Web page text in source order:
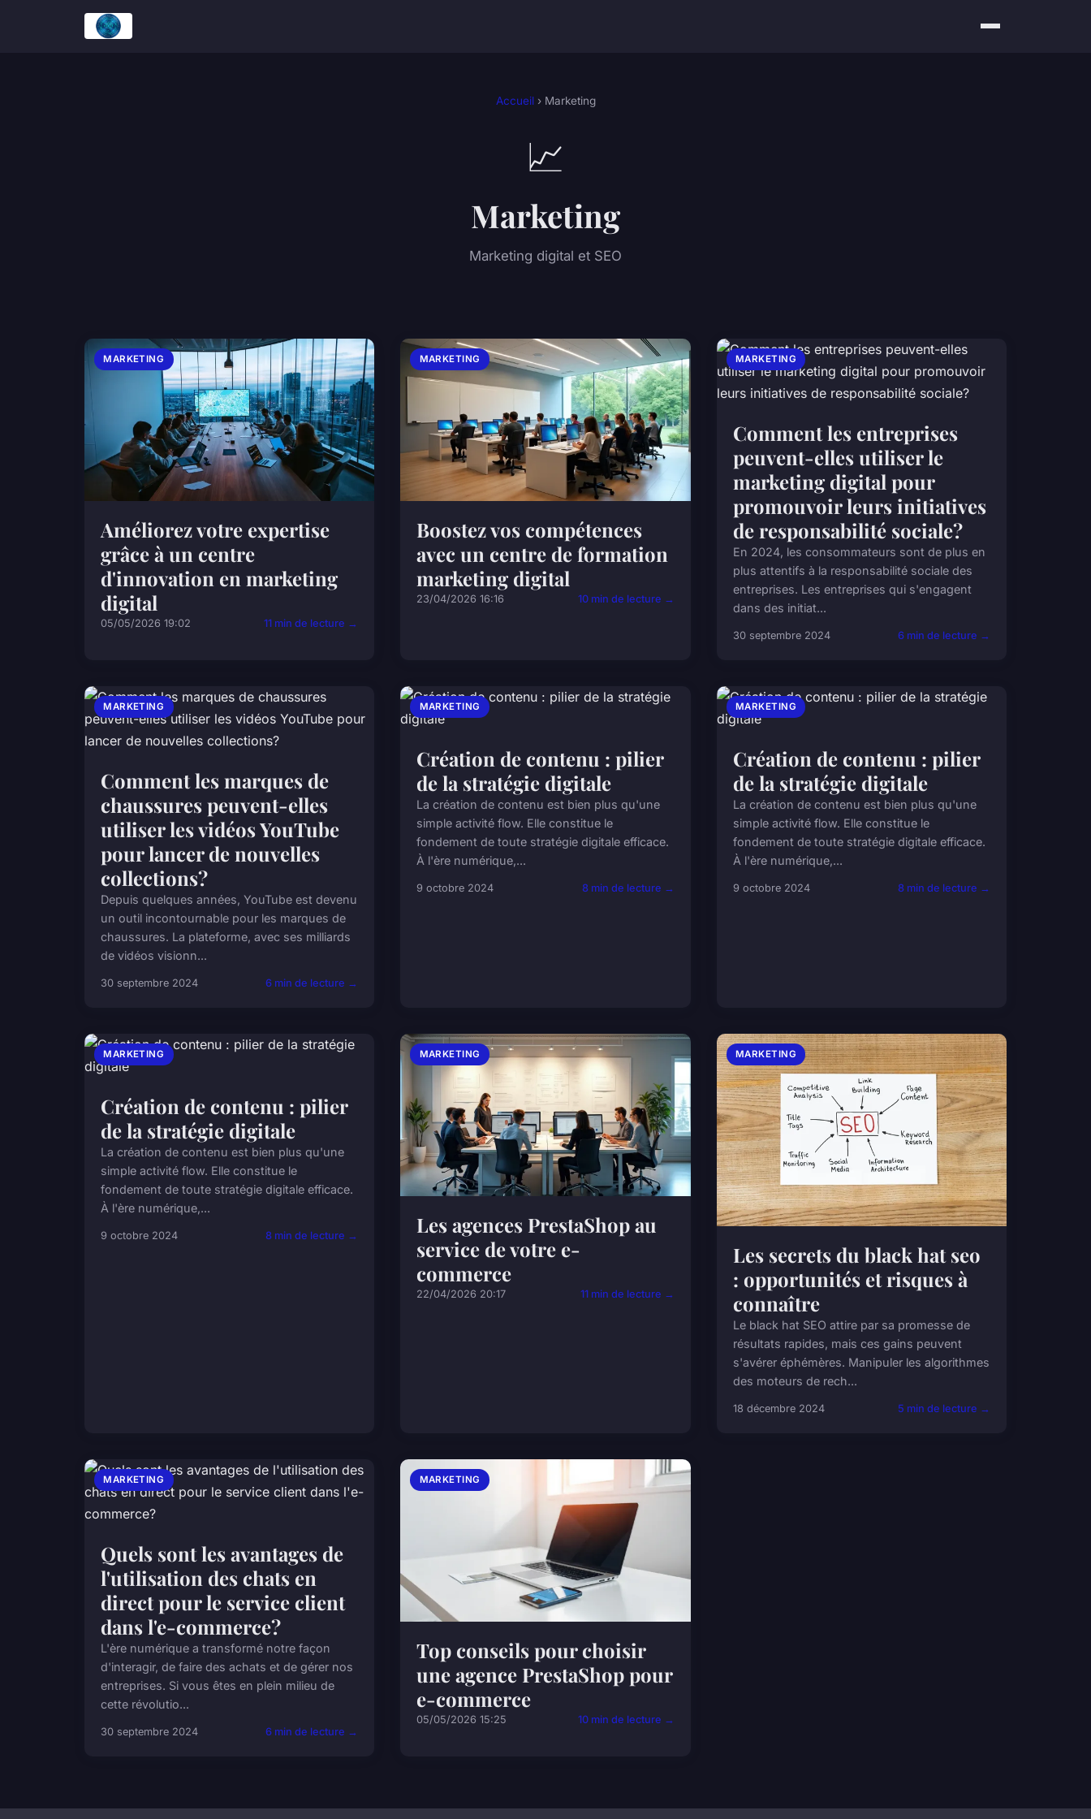
Accueil› Marketing
📈
Marketing
Marketing digital et SEO
MARKETING
Améliorez votre expertise
grâce à un centre
d'innovation en marketing
digital
05/05/2026 19:02 11 min de lecture →
MARKETING
Boostez vos compétences
avec un centre de formation
marketing digital
23/04/2026 16:16 10 min de lecture →
MARKETING
Comment les entreprises
peuvent-elles utiliser le
marketing digital pour
promouvoir leurs initiatives
de responsabilité sociale?
En 2024, les consommateurs sont de plus en
plus attentifs à la responsabilité sociale des
entreprises. Les entreprises qui s'engagent
dans des initiat...
30 septembre 2024 6 min de lecture →
MARKETING
Comment les marques de
chaussures peuvent-elles
utiliser les vidéos YouTube
pour lancer de nouvelles
collections?
Depuis quelques années, YouTube est devenu
un outil incontournable pour les marques de
chaussures. La plateforme, avec ses milliards
de vidéos visionn...
30 septembre 2024 6 min de lecture →
MARKETING
Création de contenu : pilier
de la stratégie digitale
La création de contenu est bien plus qu'une
simple activité flow. Elle constitue le
fondement de toute stratégie digitale efficace.
À l'ère numérique,...
9 octobre 2024 8 min de lecture →
MARKETING
Création de contenu : pilier
de la stratégie digitale
La création de contenu est bien plus qu'une
simple activité flow. Elle constitue le
fondement de toute stratégie digitale efficace.
À l'ère numérique,...
9 octobre 2024 8 min de lecture →
MARKETING
Création de contenu : pilier
de la stratégie digitale
La création de contenu est bien plus qu'une
simple activité flow. Elle constitue le
fondement de toute stratégie digitale efficace.
À l'ère numérique,...
9 octobre 2024 8 min de lecture →
MARKETING
Les agences PrestaShop au
service de votre e-
commerce
22/04/2026 20:17 11 min de lecture →
MARKETING
Les secrets du black hat seo
: opportunités et risques à
connaître
Le black hat SEO attire par sa promesse de
résultats rapides, mais ces gains peuvent
s'avérer éphémères. Manipuler les algorithmes
des moteurs de rech...
18 décembre 2024 5 min de lecture →
MARKETING
Quels sont les avantages de
l'utilisation des chats en
direct pour le service client
dans l'e-commerce?
L'ère numérique a transformé notre façon
d'interagir, de faire des achats et de gérer nos
entreprises. Si vous êtes en plein milieu de
cette révolutio...
30 septembre 2024 6 min de lecture →
MARKETING
Top conseils pour choisir
une agence PrestaShop pour
e-commerce
05/05/2026 15:25 10 min de lecture →